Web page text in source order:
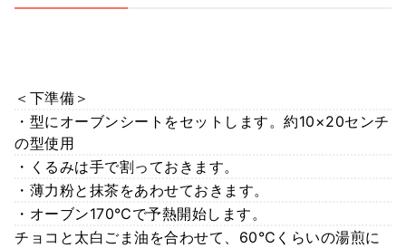
＜下準備＞
・型にオーブンシートをセットします。約10×20センチ
の型使用
・くるみは手で割っておきます。
・薄力粉と抹茶をあわせておきます。
・オーブン170℃で予熱開始します。
チョコと太白ごま油を合わせて、60℃くらいの湯煎に